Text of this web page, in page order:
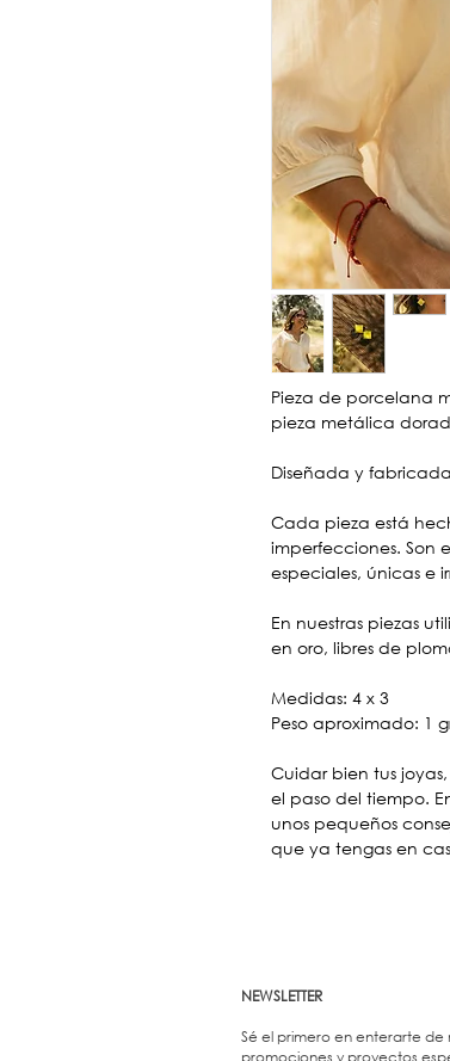
Pieza de porcelana
pieza metálica
Diseñada y
Cada pieza está
imperfecciones. Son
especiales, únicas e
En nuestras piezas
en oro, libres de
Medidas: 4 x 3
Peso aproximado: 1
Cuidar bien tus
el paso del tiempo.
unos pequeños
que ya tengas en
NEWSLETTER
Sé el primero en enterarte de
promociones y proyectos